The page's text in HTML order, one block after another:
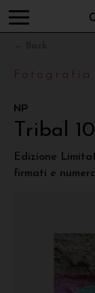
Fotografia
NP
Tribal 10
Edizione
firmati e